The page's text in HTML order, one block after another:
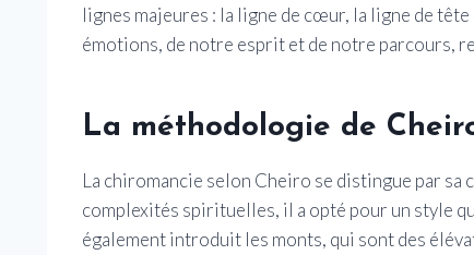
lignes majeures : la ligne de cœur, la ligne de
émotions, de notre esprit et de notre parcours,
La méthodologie de
La chiromancie selon Cheiro se distingue par
complexités spirituelles, il a opté pour un style
également introduit les monts, qui sont des